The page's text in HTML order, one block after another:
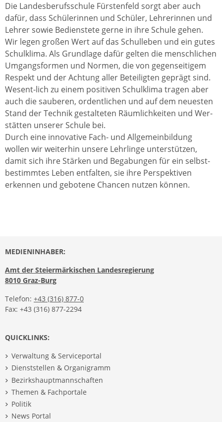
Die Landesberufsschule Fürstenfeld sorgt aber auch
dafür, dass Schülerinnen und Schüler, Lehrerinnen und
Lehrer sowie Bedienstete gerne in ihre Schule gehen.
Wir legen großen Wert auf das Schulleben und ein gutes
Schulklima. Als Grundlage dafür gelten die menschlichen
Umgangsformen und Normen, die von gegenseitigem
Respekt und der Achtung aller Beteiligten geprägt sind.
Wesent-lich zu einem positiven Schulklima tragen aber
auch die sauberen, ordentlichen und auf dem neuesten
Stand der Technik gestalteten Räumlichkeiten und Wer-
stätten unserer Schule bei.
Durch eine innovative Fach- und Allgemeinbildung
wollen wir weiterhin unsere Lehrlinge unterstützen,
damit sich ihre Stärken und Begabungen für ein selbst-
bestimmtes Leben entfalten, sie ihre Perspektiven
erkennen und gebotene Chancen nutzen können.
MEDIENINHABER:
Amt der Steiermärkischen Landesregierung
8010 Graz-Burg
Telefon: +43 (316) 877-0
Fax: +43 (316) 877-2294
QUICKLINKS:
Verwaltung & Serviceportal
Dienststellen & Organigramm
Bezirkshauptmannschaften
Themen & Fachportale
Politik
News Portal